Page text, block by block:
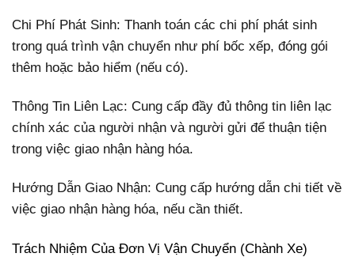
Chi Phí Phát Sinh: Thanh toán các chi phí phát sinh
trong quá trình vận chuyển như phí bốc xếp, đóng gói
thêm hoặc bảo hiểm (nếu có).
Thông Tin Liên Lạc: Cung cấp đầy đủ thông tin liên lạc
chính xác của người nhận và người gửi để thuận tiện
trong việc giao nhận hàng hóa.
Hướng Dẫn Giao Nhận: Cung cấp hướng dẫn chi tiết về
việc giao nhận hàng hóa, nếu cần thiết.
Trách Nhiệm Của Đơn Vị Vận Chuyển (Chành Xe)